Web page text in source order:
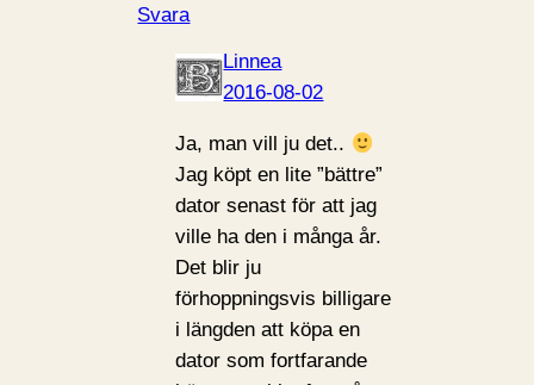
Svara
Linnea
2016-08-02
Ja, man vill ju det..
Jag köpt en lite ”bättre”
dator senast för att jag
ville ha den i många år.
Det blir ju
förhoppningsvis billigare
i längden att köpa en
dator som fortfarande